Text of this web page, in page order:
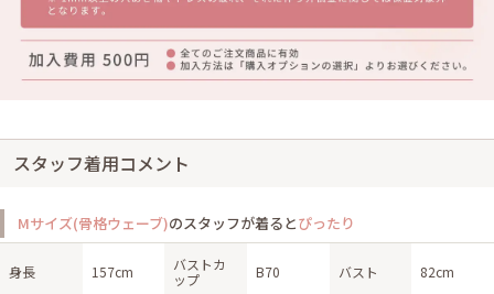
スタッフ着用コメント
Mサイズ(骨格ウェーブ)のスタッフが着るとぴったり
身長 157cm
バストカ
ップ
B70 バスト 82cm